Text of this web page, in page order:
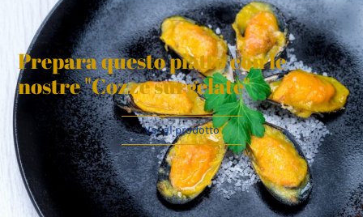
Prepara questo piatto con le
nostre "Cozze surgelate"
Vai al prodotto